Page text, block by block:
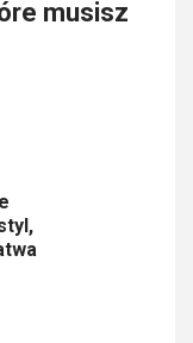
musisz